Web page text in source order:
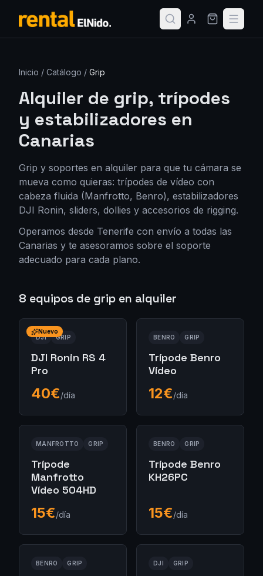
Inicio / Catálogo / Grip
Alquiler de grip, trípodes
y estabilizadores en
Canarias
Grip y soportes en alquiler para que tu cámara se
mueva como quieras: trípodes de vídeo con
cabeza fluida (Manfrotto, Benro), estabilizadores
DJI Ronin, sliders, dollies y accesorios de rigging.
Operamos desde Tenerife con envío a todas las
Canarias y te asesoramos sobre el soporte
adecuado para cada plano.
8 equipos de grip en alquiler
Nuevo
DJI
GRIP
DJI Ronin RS 4
Pro
40€/día
BENRO GRIP
Trípode Benro
Vídeo
12€/día
MANFROTTO GRIP
Trípode
Manfrotto
Vídeo 504HD
15€/día
BENRO GRIP
Trípode Benro
KH26PC
15€/día
BENRO GRIP DJI GRIP